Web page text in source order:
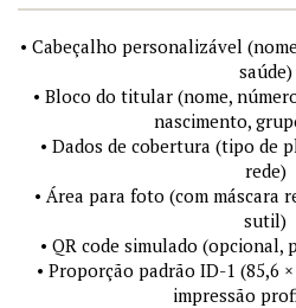
• Cabeçalho personalizável
saúde)
• Bloco do titular (nome,
nascimento,
• Dados de cobertura (tipo de
rede)
• Área para foto (com máscara
sutil)
• QR code simulado
• Proporção padrão ID-1 (85,6
impressão